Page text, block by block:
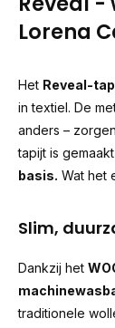
Lorena
Het Reveal-
in textiel. De
anders –
tapijt is
basis. Wat het
Slim,
Dankzij het
traditionele